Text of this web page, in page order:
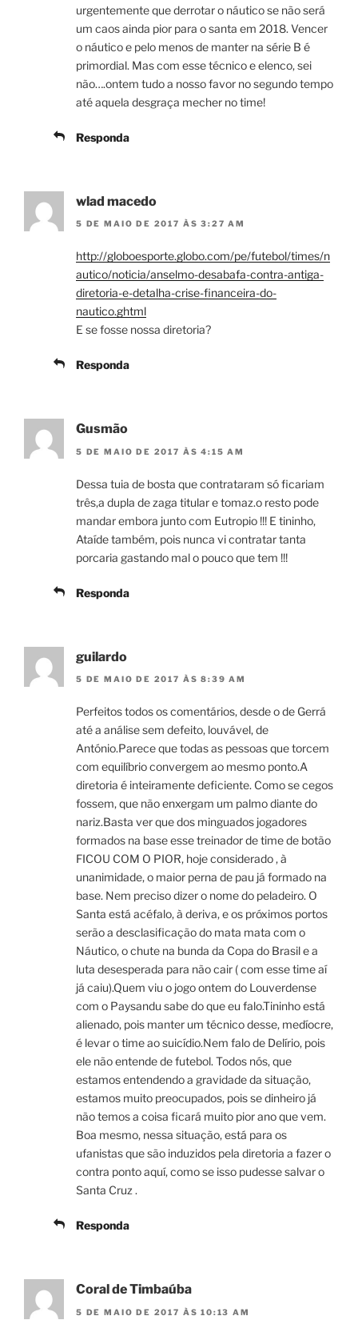
urgentemente que derrotar o náutico se não será
um caos ainda pior para o santa em 2018. Vencer
o náutico e pelo menos de manter na série B é
primordial. Mas com esse técnico e elenco, sei
não….ontem tudo a nosso favor no segundo tempo
até aquela desgraça mecher no time!
Responda
wlad macedo
5 DE MAIO DE 2017 ÀS 3:27 AM
http://globoesporte.globo.com/pe/futebol/times/n
autico/noticia/anselmo-desabafa-contra-antiga-
diretoria-e-detalha-crise-financeira-do-
nautico.ghtml
E se fosse nossa diretoria?
Responda
Gusmão
5 DE MAIO DE 2017 ÀS 4:15 AM
Dessa tuia de bosta que contrataram só ficariam
três,a dupla de zaga titular e tomaz.o resto pode
mandar embora junto com Eutropio !!! E tininho,
Ataíde também, pois nunca vi contratar tanta
porcaria gastando mal o pouco que tem !!!
Responda
guilardo
5 DE MAIO DE 2017 ÀS 8:39 AM
Perfeitos todos os comentários, desde o de Gerrá
até a análise sem defeito, louvável, de
António.Parece que todas as pessoas que torcem
com equilíbrio convergem ao mesmo ponto.A
diretoria é inteiramente deficiente. Como se cegos
fossem, que não enxergam um palmo diante do
nariz.Basta ver que dos minguados jogadores
formados na base esse treinador de time de botão
FICOU COM O PIOR, hoje considerado , à
unanimidade, o maior perna de pau já formado na
base. Nem preciso dizer o nome do peladeiro. O
Santa está acéfalo, à deriva, e os próximos portos
serão a desclasificação do mata mata com o
Náutico, o chute na bunda da Copa do Brasil e a
luta desesperada para não cair ( com esse time aí
já caiu).Quem viu o jogo ontem do Louverdense
com o Paysandu sabe do que eu falo.Tininho está
alienado, pois manter um técnico desse, medíocre,
é levar o time ao suicídio.Nem falo de Delírio, pois
ele não entende de futebol. Todos nós, que
estamos entendendo a gravidade da situação,
estamos muito preocupados, pois se dinheiro já
não temos a coisa ficará muito pior ano que vem.
Boa mesmo, nessa situação, está para os
ufanistas que são induzidos pela diretoria a fazer o
contra ponto aquí, como se isso pudesse salvar o
Santa Cruz .
Responda
Coral de Timbaúba
5 DE MAIO DE 2017 ÀS 10:13 AM